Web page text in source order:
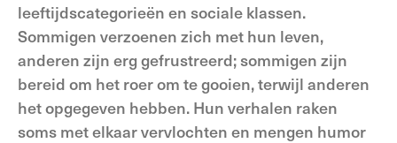
leeftijdscategorieën en sociale klassen.
Sommigen verzoenen zich met hun leven,
anderen zijn erg gefrustreerd; sommigen zijn
bereid om het roer om te gooien, terwijl anderen
het opgegeven hebben. Hun verhalen raken
soms met elkaar vervlochten en mengen humor